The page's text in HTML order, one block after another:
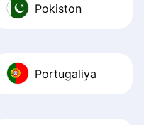
Pokiston
Portugaliya